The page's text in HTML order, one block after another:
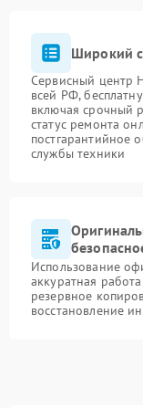
Широкий
Сервисный центр
всей РФ,
включая срочный
статус ремонта
постгарантийное
службы техники
Использование
аккуратная
резервное
восстановление